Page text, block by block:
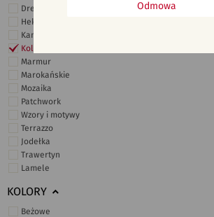
Drewno
Heksagonalne
Kamień
Kolor
Marmur
Marokańskie
Mozaika
Patchwork
Wzory i motywy
Terrazzo
Jodełka
Trawertyn
Lamele
KOLORY
Beżowe
Odmowa